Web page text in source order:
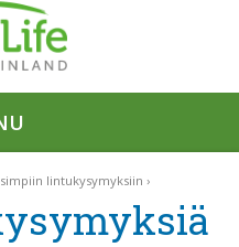
lintukysymyksiin